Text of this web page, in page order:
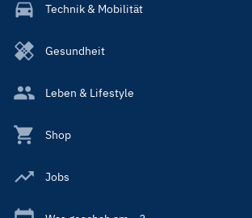
Technik & Mobilität
Gesundheit
Leben & Lifestyle
Shop
Jobs